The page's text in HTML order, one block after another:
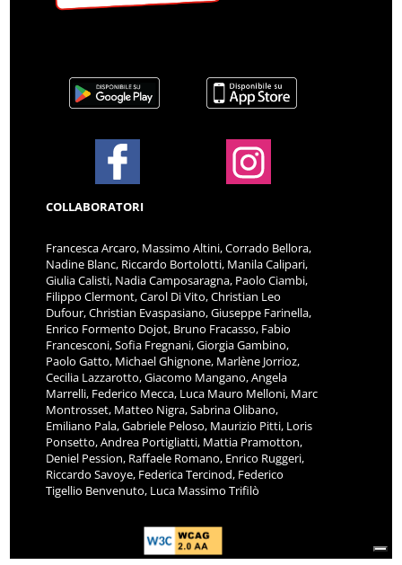
COLLABORATORI
Francesca Arcaro, Massimo Altini, Corrado Bellora,
Nadine Blanc, Riccardo Bortolotti, Manila Calipari,
Giulia Calisti, Nadia Camposaragna, Paolo Ciambi,
Filippo Clermont, Carol Di Vito, Christian Leo
Dufour, Christian Evaspasiano, Giuseppe Farinella,
Enrico Formento Dojot, Bruno Fracasso, Fabio
Francesconi, Sofia Fregnani, Giorgia Gambino,
Paolo Gatto, Michael Ghignone, Marlène Jorrioz,
Cecilia Lazzarotto, Giacomo Mangano, Angela
Marrelli, Federico Mecca, Luca Mauro Melloni, Marc
Montrosset, Matteo Nigra, Sabrina Olibano,
Emiliano Pala, Gabriele Peloso, Maurizio Pitti, Loris
Ponsetto, Andrea Portigliatti, Mattia Pramotton,
Deniel Pession, Raffaele Romano, Enrico Ruggeri,
Riccardo Savoye, Federica Tercinod, Federico
Tigellio Benvenuto, Luca Massimo Trifilò